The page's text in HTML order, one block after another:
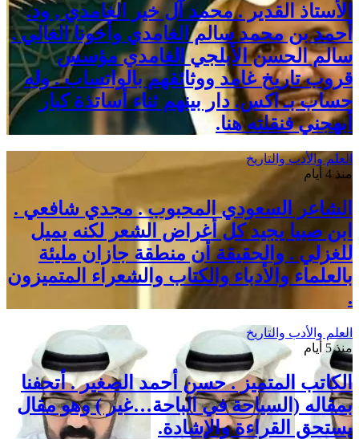
الأستاذ القدير . محمد آل خير الغامدي , ود.
أحمد بن محمد سالم الغامدي وأخونا الغالي .
سالم الحسن الأبلجي الغامدي مؤسس
قروب تاريخ غامد ووثائقهم بالواتساب . وله
حساب بـ اكس. دار بينهم ثناء أساتذة كبار
أبهجني فنقلته هنا.
العلم والأدب والتاريخ
منذ 4 أيام
الشاعر السعودي المحبوب . مجدي شافعي .
ابن صبيا يجيد كل أغراض الشعر لكنه يميل
للغزلي . والحقيقة أن منطقة جازان مليئة
بالعلماء والأدباء والكتاب والشعراء المتميزون
.
العلم والأدب والتاريخ
منذ 5 أيام
الكاتب المتميز . حسن أحمد الصغير . أتحفنا
بمقاله (السياحة في الباحة…غير ) وهو مقال
يستحق القراءة والإشادة.